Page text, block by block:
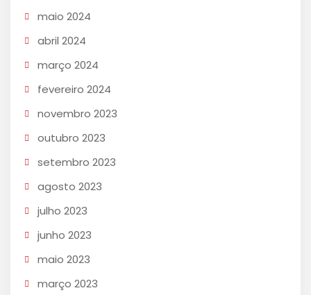
maio 2024
abril 2024
março 2024
fevereiro 2024
novembro 2023
outubro 2023
setembro 2023
agosto 2023
julho 2023
junho 2023
maio 2023
março 2023